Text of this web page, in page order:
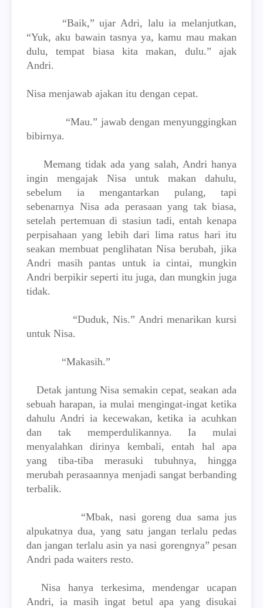
“Baik,” ujar Adri, lalu ia melanjutkan,
“Yuk, aku bawain tasnya ya, kamu mau makan
dulu, tempat biasa kita makan, dulu.” ajak
Andri.
Nisa menjawab ajakan itu dengan cepat.
“Mau.” jawab dengan menyunggingkan
bibirnya.
Memang tidak ada yang salah, Andri hanya
ingin mengajak Nisa untuk makan dahulu,
sebelum ia mengantarkan pulang, tapi
sebenarnya Nisa ada perasaan yang tak biasa,
setelah pertemuan di stasiun tadi, entah kenapa
perpisahaan yang lebih dari lima ratus hari itu
seakan membuat penglihatan Nisa berubah, jika
Andri masih pantas untuk ia cintai, mungkin
Andri berpikir seperti itu juga, dan mungkin juga
tidak.
“Duduk, Nis.” Andri menarikan kursi
untuk Nisa.
“Makasih.”
Detak jantung Nisa semakin cepat, seakan ada
sebuah harapan, ia mulai mengingat-ingat ketika
dahulu Andri ia kecewakan, ketika ia acuhkan
dan tak memperdulikannya. Ia mulai
menyalahkan dirinya kembali, entah hal apa
yang tiba-tiba merasuki tubuhnya, hingga
merubah perasaannya menjadi sangat berbanding
terbalik.
“Mbak, nasi goreng dua sama jus
alpukatnya dua, yang satu jangan terlalu pedas
dan jangan terlalu asin ya nasi gorengnya” pesan
Andri pada waiters resto.
Nisa hanya terkesima, mendengar ucapan
Andri, ia masih ingat betul apa yang disukai